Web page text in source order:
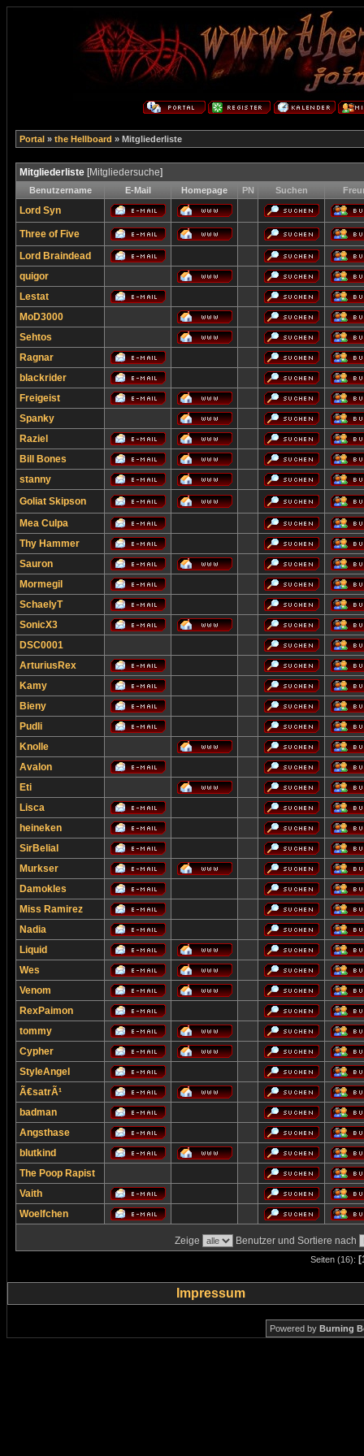
Portal » the Hellboard » Mitgliederliste
Mitgliederliste [Mitgliedersuche]
Benutzername E-Mail Homepage PN Suchen
Lord Syn
Three of Five
Lord Braindead
quigor
Lestat
MoD3000
Sehtos
Ragnar
blackrider
Freigeist
Spanky
Raziel
Bill Bones
stanny
Goliat Skipson
Mea Culpa
Thy Hammer
Sauron
Mormegil
SchaelyT
SonicX3
DSC0001
ArturiusRex
Kamy
Bieny
Pudli
Knolle
Avalon
Eti
Lisca
heineken
SirBelial
Murkser
Damokles
Miss Ramirez
Nadia
Liquid
Wes
Venom
RexPaimon
tommy
Cypher
StyleAngel
Ã€satrÃ¹
badman
Angsthase
blutkind
The Poop Rapist
Vaith
Woelfchen
Zeige Benutzer und Sortiere nach
Seiten (16):
Impressum
Powered by Burning